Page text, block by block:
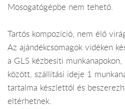
Mosogatógépbe nem tehető.
Tartós kompozíció, nem élő
Az ajándékcsomagok vidéken
a GLS kézbesíti
között, szállítási ideje 1
tartalma készlettől és
eltérhetnek.